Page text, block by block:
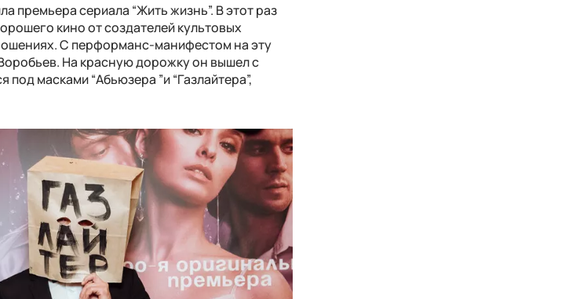
премьера сериала “Жить жизнь”. В этот раз
кино от создателей культовых
С перформанс-манифестом на эту
На красную дорожку он вышел с
масками “Абьюзера ”и “Газлайтера”,